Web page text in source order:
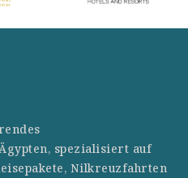
spezialisiert auf
Nilkreuzfahrten